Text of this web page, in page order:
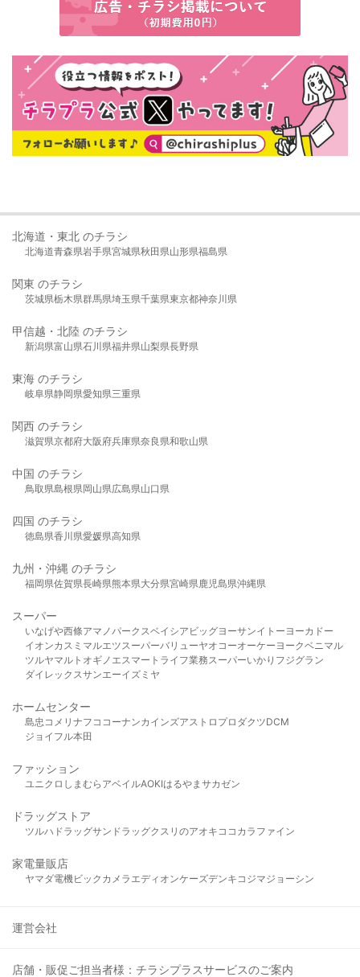
北海道・東北 のチラシ
北海道青森県岩手県宮城県秋田県山形県福島県
関東 のチラシ
茨城県栃木県群馬県埼玉県千葉県東京都神奈川県
甲信越・北陸 のチラシ
新潟県富山県石川県福井県山梨県長野県
東海 のチラシ
岐阜県静岡県愛知県三重県
関西 のチラシ
滋賀県京都府大阪府兵庫県奈良県和歌山県
中国 のチラシ
鳥取県島根県岡山県広島県山口県
四国 のチラシ
徳島県香川県愛媛県高知県
九州・沖縄 のチラシ
福岡県佐賀県長崎県熊本県大分県宮崎県鹿児島県沖縄県
スーパー
いなげや西條アマノパークスベイシア ビッグヨーサンイトーヨーカドー
イオンカスミ マルエツスーパーバリューヤオコーオーケー ヨークベニマル
ツルヤマルト オギノ エスマート ライフ業務スーパーいかり フジグラン
ダイレックスサンエーイズミヤ
ホームセンター
島忠 コメリ ナフコ コーナンカインズアストロプロダクツDCM
ジョイフル本田
ファッション
ユニクロ しまむら アベイルAOKIはるやま サカゼン
ドラッグストア
ツルハドラッグサンドラッグクスリのアオキ ココカラファイン
家電量販店
ヤマダ電機ビックカメラ エディオンケーズデンキ コジマジョーシン
運営会社
店舗・販促ご担当者様：チラシプラスサービスのご案内